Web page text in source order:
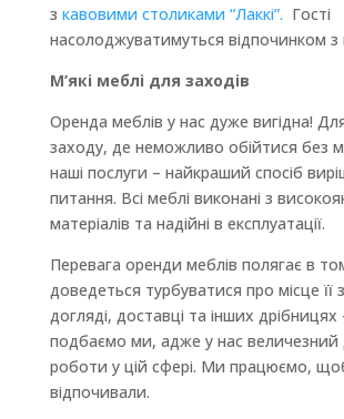
з кавовими столиками “Лаккі”. Гості
насолоджуватимуться відпочинком
М’які меблі для заходів
Оренда меблів у нас дуже вигідна!
заходу, де неможливо обійтися без
наші послуги – найкраший спосіб
питання. Всі ​​меблі виконані з
матеріалів та надійні в експлуатації.
Перевага оренди меблів полягає в
доведеться турбуватися про місце її
догляді, доставці та інших дрібницях
подбаємо ми, адже у нас величезний
роботи у цій сфері. Ми працюємо,
відпочивали.